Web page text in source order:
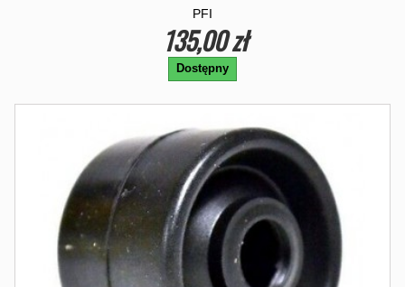
PFI
135,00 zł
Dostępny